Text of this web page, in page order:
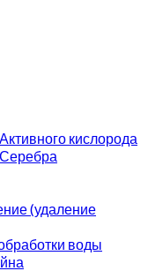
кислорода
(удаление
воды